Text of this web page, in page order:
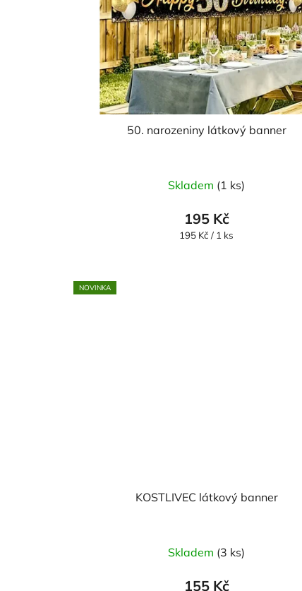
50. narozeniny látkový banner
Skladem (1 ks)
195 Kč
Měrná
195 Kč / 1 ks
NOVINKA
KOSTLIVEC látkový banner
Skladem (3 ks)
155 Kč